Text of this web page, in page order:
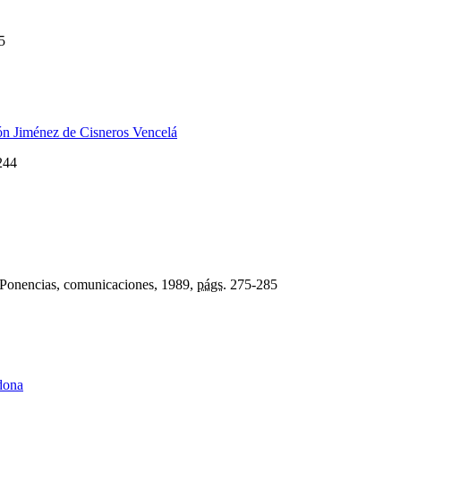
Jiménez de Cisneros Vencelá
comunicaciones, 1989, págs. 275-285